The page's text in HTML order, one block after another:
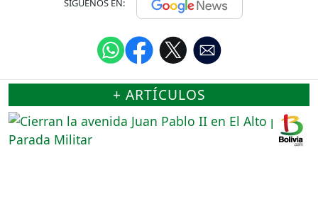
+ ARTÍCULOS